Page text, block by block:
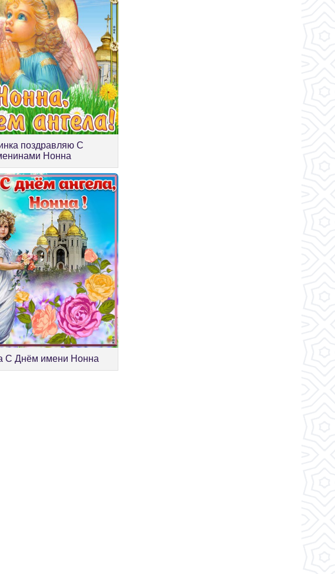
поздравляю С
Нонна
С Днём имени Нонна